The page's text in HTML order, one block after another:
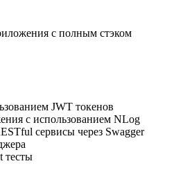
с полным стэком
JWT токенов
с использованием NLog
сервисы через Swagger
тесты